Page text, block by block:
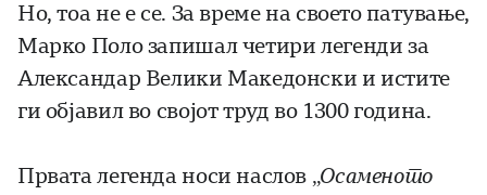
Но, тоа не е се. За време на своето патување,
Марко Поло запишал четири легенди за
Александар Велики Македонски и истите
ги објавил во својот труд во 1300 година.
Првата легенда носи наслов „Осаменото